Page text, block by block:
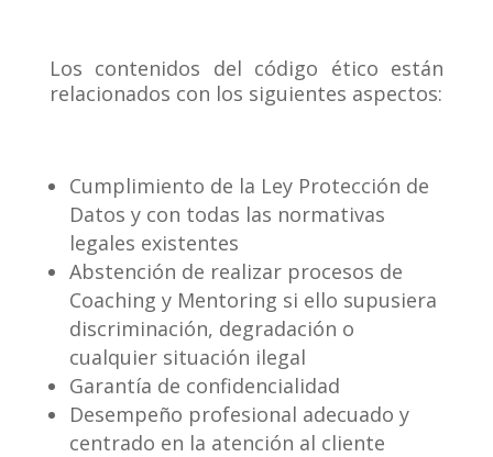
Los contenidos del código ético están
relacionados con los siguientes aspectos:
Cumplimiento de la Ley Protección de
Datos y con todas las normativas
legales existentes
Abstención de realizar procesos de
Coaching y Mentoring si ello supusiera
discriminación, degradación o
cualquier situación ilegal
Garantía de confidencialidad
Desempeño profesional adecuado y
centrado en la atención al cliente